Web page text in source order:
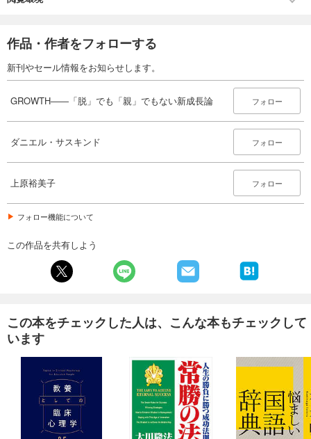
作品・作者をフォローする
新刊やセール情報をお知らせします。
GROWTH――「脱」でも「親」でもない新成長論 フォロー
ダニエル・サスキンド フォロー
上原裕美子 フォロー
フォロー機能について
この作品を共有しよう
この本をチェックした人は、こんな本もチェックして
います